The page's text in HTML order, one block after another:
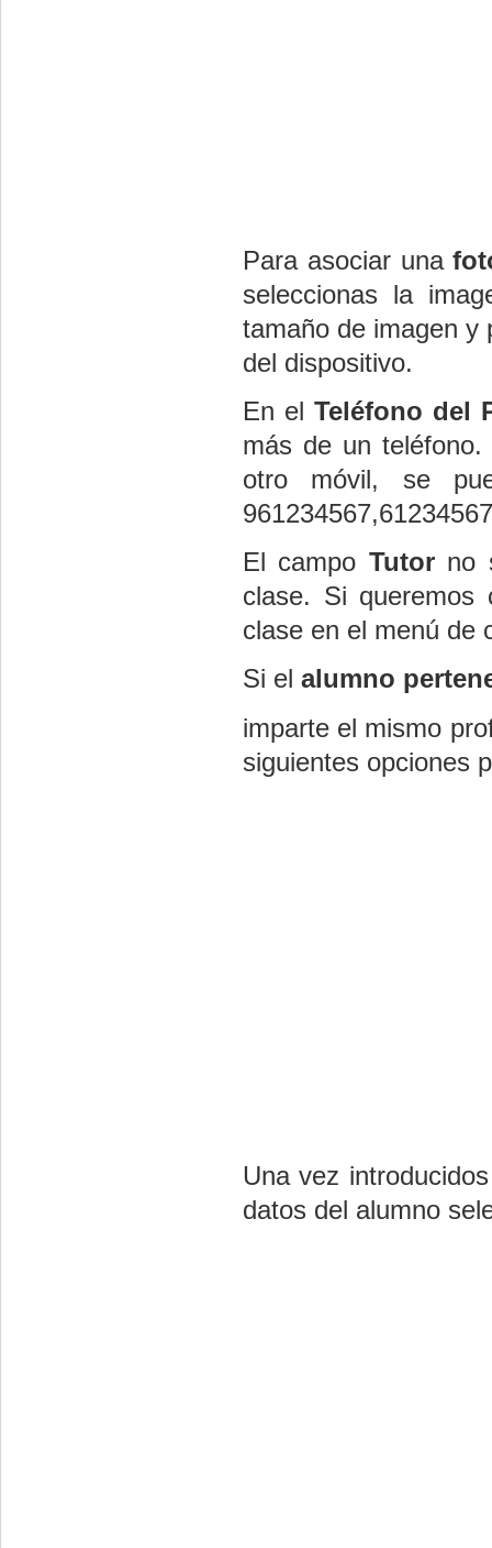
Para asociar una
seleccionas la
tamaño de imagen y
del dispositivo.
En elTeléfono del
más de un
otro móvil, se
El campo Tutorno
clase. Si queremos
clase en el menú de
Si elalumno
imparte el mismo
siguientes opciones
Una vez
datos del alumno